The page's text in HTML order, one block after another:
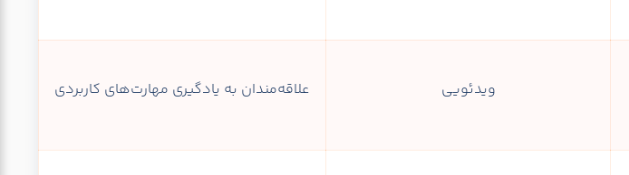
ویدئویی علاقه‌مندان به یادگیری مهارت‌های کاربردی